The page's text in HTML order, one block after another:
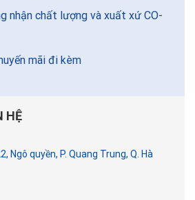
nhận chất lượng và xuất xứ CO-
mãi đi kèm
HỆ
Ngô quyền, P. Quang Trung, Q. Hà